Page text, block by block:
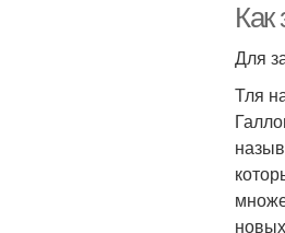
Для
Тля